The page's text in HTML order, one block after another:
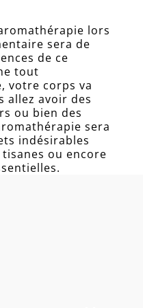
lors
sera de
de ce
tout
votre corps va
allez avoir des
ou bien des
sera
indésirables
ou encore